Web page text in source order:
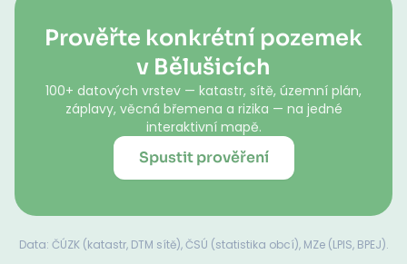
Prověřte konkrétní pozemek
v Bělušicích
100+ datových vrstev — katastr, sítě, územní plán,
záplavy, věcná břemena a rizika — na jedné
interaktivní mapě.
Spustit prověření
Data: ČÚZK (katastr, DTM sítě), ČSÚ (statistika obcí), MZe (LPIS, BPEJ).